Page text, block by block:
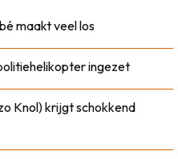
maakt veel los
ingezet
Knol) krijgt schokkend